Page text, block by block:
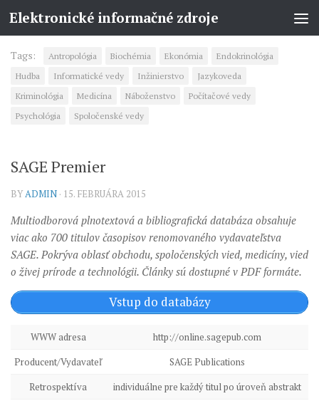
Elektronické informačné zdroje
Tags: Antropológia Biochémia Ekonómia
Endokrinológia
Hudba
Informatické vedy Inžinierstvo
Jazykoveda
Kriminológia
Medicína Náboženstvo
Počítačové vedy
Psychológia
Spoločenské vedy
SAGE Premier
BYADMIN · 15. FEBRUÁRA 2015
Multiodborová plnotextová a bibliografická databáza obsahuje
viac ako 700 titulov časopisov renomovaného vydavateľstva
SAGE. Pokrýva oblasť obchodu, spoločenských vied, medicíny, vied
o živej prírode a technológii. Články sú dostupné v PDF formáte.
Vstup do databázy
WWW adresa
http://online.sagepub.com
Producent/Vydavateľ
SAGE Publications
Retrospektíva
individuálne pre každý titul po úroveň abstrakt